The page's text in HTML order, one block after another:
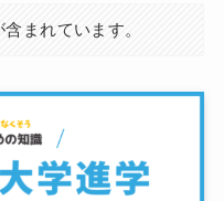
まれています。